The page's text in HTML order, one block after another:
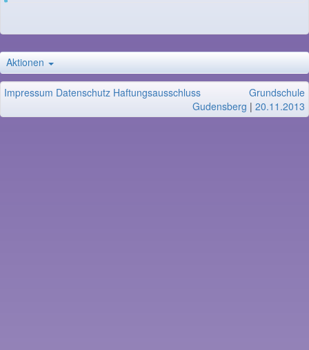
Aktionen
Impressum Datenschutz Haftungsausschluss
Grundschule
Gudensberg | 20.11.2013